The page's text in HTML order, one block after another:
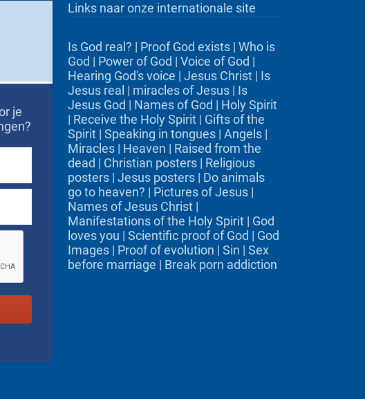
je
Links naar onze internationale site
Is God real? | Proof God exists | Who is
God | Power of God | Voice of God |
Hearing God's voice | Jesus Christ | Is
Jesus real | miracles of Jesus | Is
Jesus God | Names of God | Holy Spirit
| Receive the Holy Spirit | Gifts of the
Spirit | Speaking in tongues | Angels |
Miracles | Heaven | Raised from the
dead | Christian posters | Religious
posters | Jesus posters | Do animals
go to heaven? | Pictures of Jesus |
Names of Jesus Christ |
Manifestations of the Holy Spirit | God
loves you | Scientific proof of God | God
Images | Proof of evolution | Sin | Sex
before marriage | Break porn addiction